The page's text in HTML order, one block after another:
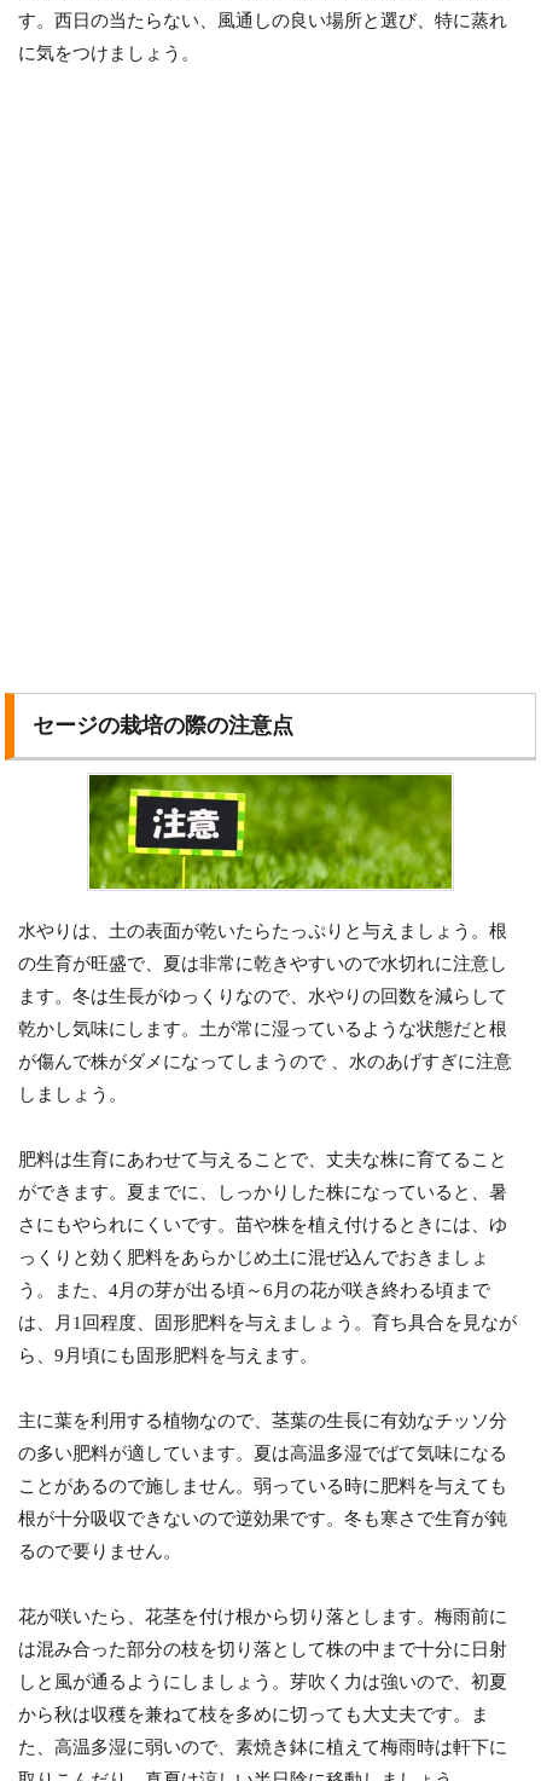
す。西日の当たらない、風通しの良い場所と選び、特に蒸れ
に気をつけましょう。
セージの栽培の際の注意点
水やりは、土の表面が乾いたらたっぷりと与えましょう。根
の生育が旺盛で、夏は非常に乾きやすいので水切れに注意し
ます。冬は生長がゆっくりなので、水やりの回数を減らして
乾かし気味にします。土が常に湿っているような状態だと根
が傷んで株がダメになってしまうので 、水のあげすぎに注意
しましょう。
肥料は生育にあわせて与えることで、丈夫な株に育てること
ができます。夏までに、しっかりした株になっていると、暑
さにもやられにくいです。苗や株を植え付けるときには、ゆ
っくりと効く肥料をあらかじめ土に混ぜ込んでおきましょ
う。また、4月の芽が出る頃～6月の花が咲き終わる頃まで
は、月1回程度、固形肥料を与えましょう。育ち具合を見なが
ら、9月頃にも固形肥料を与えます。
主に葉を利用する植物なので、茎葉の生長に有効なチッソ分
の多い肥料が適しています。夏は高温多湿でばて気味になる
ことがあるので施しません。弱っている時に肥料を与えても
根が十分吸収できないので逆効果です。冬も寒さで生育が鈍
るので要りません。
花が咲いたら、花茎を付け根から切り落とします。梅雨前に
は混み合った部分の枝を切り落として株の中まで十分に日射
しと風が通るようにしましょう。芽吹く力は強いので、初夏
から秋は収穫を兼ねて枝を多めに切っても大丈夫です。ま
た、高温多湿に弱いので、素焼き鉢に植えて梅雨時は軒下に